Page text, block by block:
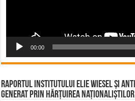
00:00
Raportul Institutului Elie Wiesel și
Generat prin Hărțuirea Naționaliștilor